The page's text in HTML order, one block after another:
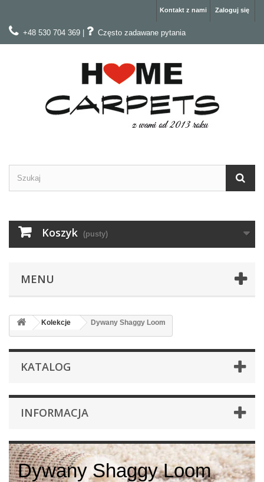
Zaloguj się
Kontakt z nami
+48 530 704 369 Często zadawane pytania
Koszyk (pusty)
MENU
Kolekcje Dywany Shaggy Loom
KATALOG
INFORMACJA
Dywany Shaggy Loom